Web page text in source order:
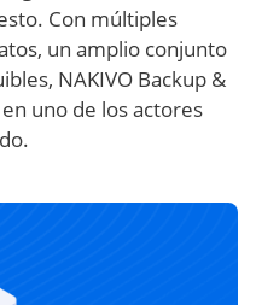
Con múltiples
un amplio conjunto
NAKIVO Backup &
uno de los actores